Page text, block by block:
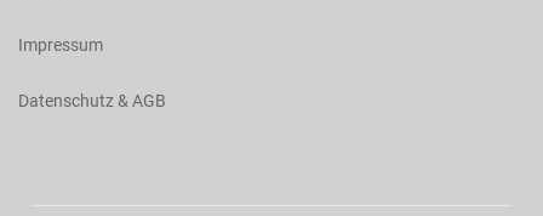
Impressum
Datenschutz & AGB